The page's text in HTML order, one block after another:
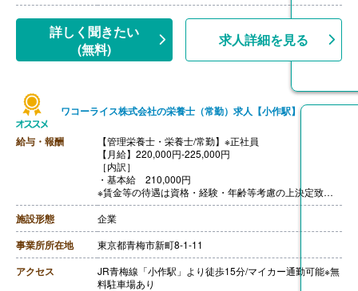
詳しく聞きたい
(無料)
求人詳細を見る
ワコーライス株式会社の栄養士（常勤）求人【小作駅】
給与・報酬
【管理栄養士・栄養士/常勤】※正社員
【月給】220,000円-225,000円
［内訳］
・基本給 210,000円
※賃金等の待遇は資格・経験・年齢等考慮の上決定致し
ます。
・職務手当 10,000円-15,000円
【賞与】年2回（計2.00ヶ月分）※前年度実績
【通勤手当】あり（上限30,000円/月）
【昇給】あり（1月あたり0円-15,000円）※前年度実績
【退職金】あり※勤続10年以上
施設形態 企業
事業所所在地 東京都青梅市新町8-1-11
アクセス
JR青梅線「小作駅」より徒歩15分/マイカー通勤可能※無
料駐車場あり